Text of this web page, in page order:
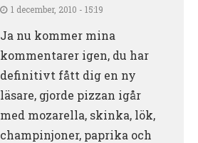
1 december, 2010 - 15:19
Ja nu kommer mina
kommentarer igen, du har
definitivt fått dig en ny
läsare, gjorde pizzan igår
med mozarella, skinka, lök,
champinjoner, paprika och